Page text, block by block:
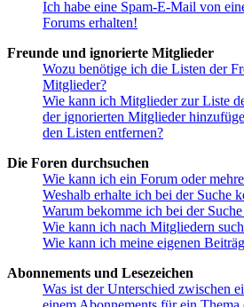
Ich habe eine Spam-E-Mail von
Forums erhalten!
Freunde und ignorierte Mitglieder
Wozu benötige ich die Listen der
Mitglieder?
Wie kann ich Mitglieder zur Liste
der ignorierten Mitglieder
den Listen entfernen?
Die Foren durchsuchen
Wie kann ich ein Forum oder
Weshalb erhalte ich bei der Suche
Warum bekomme ich bei der
Wie kann ich nach Mitgliedern
Wie kann ich meine eigenen
Abonnements und Lesezeichen
Was ist der Unterschied zwischen